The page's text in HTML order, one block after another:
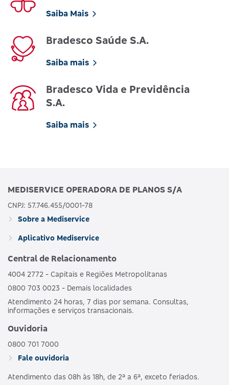
Saiba Mais
Bradesco Saúde S.A.
Saiba mais
Bradesco Vida e Previdência
S.A.
Saiba mais
MEDISERVICE OPERADORA DE PLANOS S/A
CNPJ: 57.746.455/0001-78
Sobre a Mediservice
Aplicativo Mediservice
Central de Relacionamento
4004 2772 - Capitais e Regiões Metropolitanas
0800 703 0023 - Demais localidades
Atendimento 24 horas, 7 dias por semana. Consultas,
informações e serviços transacionais.
Ouvidoria
0800 701 7000
Fale ouvidoria
Atendimento das 08h às 18h, de 2ª a 6ª, exceto feriados.